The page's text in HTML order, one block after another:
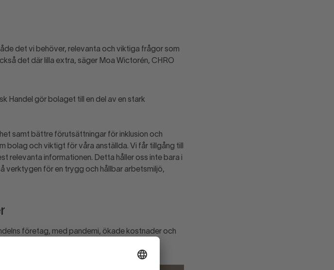
det vi behöver, relevanta och viktiga frågor som
det där lilla extra, säger Moa Wictorén, CHRO
Handel gör bolaget till en del av en stark
samt bättre förutsättningar för inklusion och
bolag och viktigt för våra anställda. Vi får tillgång till
relevanta informationen. Detta håller oss inte bara i
verktygen för en trygg och hållbar arbetsmiljö,
företag, med pandemi, ökade kostnader och
betytt mycket.